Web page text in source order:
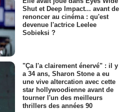
Shut et Deep Impact... avant de
renoncer au cinéma : qu'est
devenue l'actrice Leelee
Sobieksi ?
"Ça l'a clairement énervé" : il y
a 34 ans, Sharon Stone a eu
une vive altercation avec cette
star hollywoodienne avant de
tourner l'un des meilleurs
thrillers des années 90